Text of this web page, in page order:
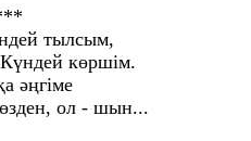
тылсым,
көршім.
әңгіме
ол - шын...